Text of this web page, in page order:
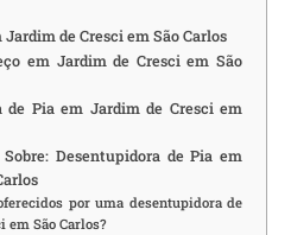
de Cresci em São Carlos
em Jardim de Cresci em São
de Pia em Jardim de Cresci em
Desentupidora de Pia em
por uma desentupidora de
São Carlos?